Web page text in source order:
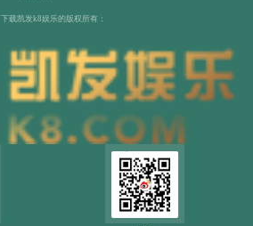
下载凯发k8娱乐的版权所有：